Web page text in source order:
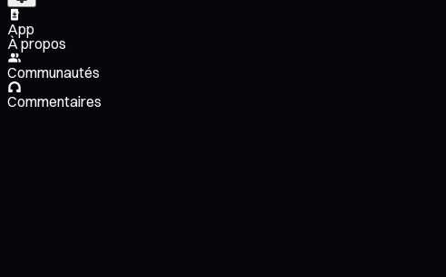
App
À propos
Communautés
Commentaires